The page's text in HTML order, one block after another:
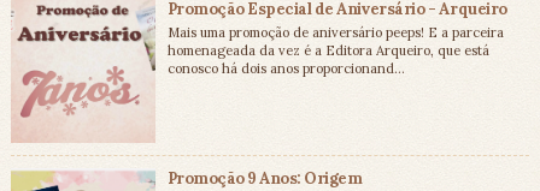
Promoção Especial de Aniversário - Arqueiro
Mais uma promoção de aniversário peeps! E a parceira
homenageada da vez é a Editora Arqueiro, que está
conosco há dois anos proporcionand...
Promoção 9 Anos: Origem